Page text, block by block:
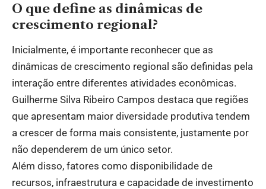
O que define as dinâmicas de
crescimento regional?
Inicialmente, é importante reconhecer que as
dinâmicas de crescimento regional são definidas pela
interação entre diferentes atividades econômicas.
Guilherme Silva Ribeiro Campos destaca que regiões
que apresentam maior diversidade produtiva tendem
a crescer de forma mais consistente, justamente por
não dependerem de um único setor.
Além disso, fatores como disponibilidade de
recursos, infraestrutura e capacidade de investimento